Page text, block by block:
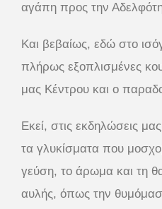
αγάπη προς την
Και βεβαίως, εδώ στο
πλήρως εξοπλισμένες
μας Κέντρου και ο
Εκεί, στις εκδηλώσεις
τα γλυκίσματα που
γεύση, το άρωμα και τη
αυλής, όπως την